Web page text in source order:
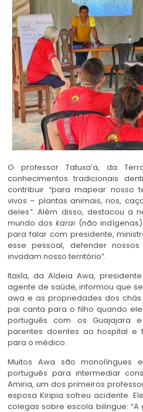
O professor Tatuxa’a, da
conhecimentos tradicionais
contribuir “para mapear nosso
vivos – plantas animais, rios,
deles”. Além disso, destacou a
mundo dos karai (não indígenas)
para falar com presidente,
esse pessoal, defender
invadam nosso território”.
Itaxĩa, da Aldeia Awa,
agente de saúde, informou que
awa e as propriedades dos
pai canta para o filho quando
português com os Guajajara
parentes doentes ao hospital e
para o médico.
Muitos Awa são monolíngues
português para intermediar
Amiria, um dos primeiros
esposa Kiripia sofreu acidente.
colegas sobre escola bilingue: